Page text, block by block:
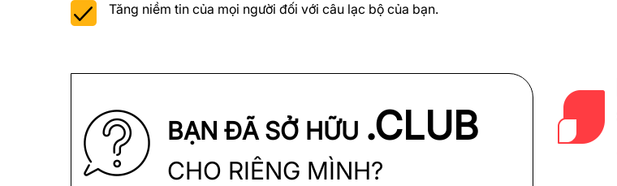
Tăng niềm tin của mọi người đối với câu lạc bộ của bạn.
BẠN ĐÃ SỞ HỮU .CLUB
CHO RIÊNG MÌNH?